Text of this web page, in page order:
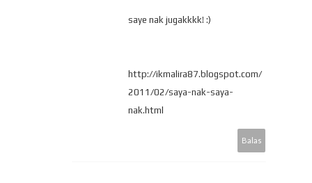
saye nak jugakkkk! :)
http://ikmalira87.blogspot.com/
2011/02/saya-nak-saya-
nak.html
Balas